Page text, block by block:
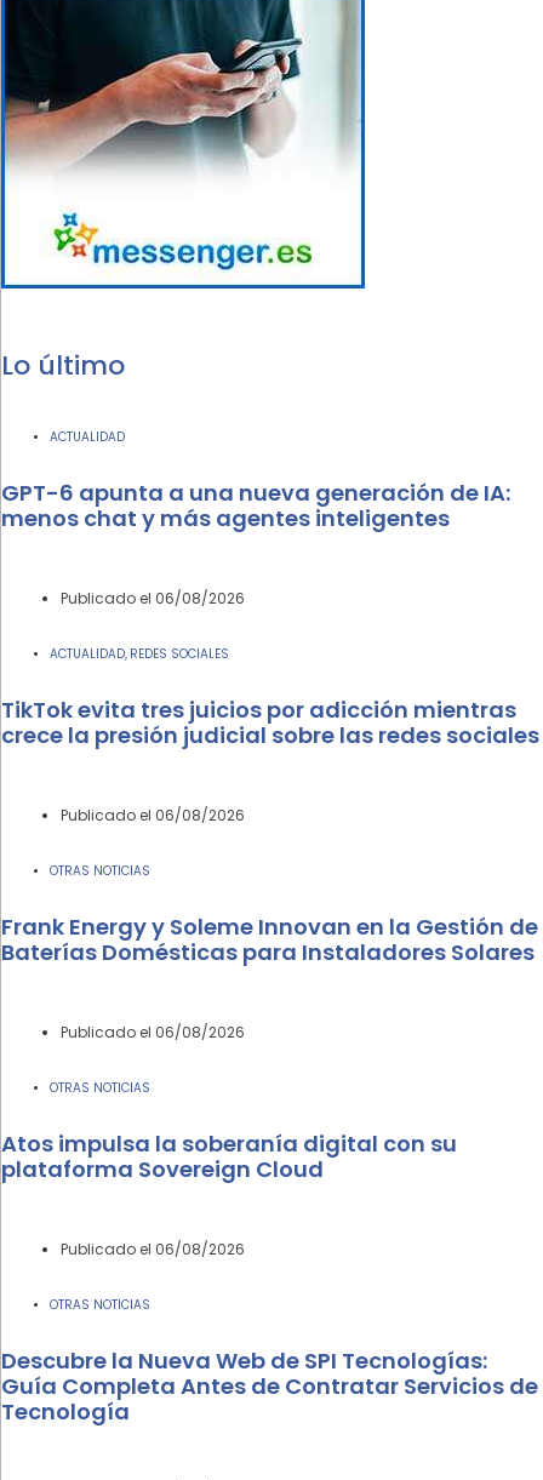
Lo último
ACTUALIDAD
GPT-6 apunta a una nueva generación de IA:
menos chat y más agentes inteligentes
Publicado el 06/08/2026
ACTUALIDAD REDES SOCIALES
TikTok evita tres juicios por adicción mientras
crece la presión judicial sobre las redes sociales
Publicado el 06/08/2026
OTRAS NOTICIAS
Frank Energy y Soleme Innovan en la Gestión de
Baterías Domésticas para Instaladores Solares
Publicado el 06/08/2026
OTRAS NOTICIAS
Atos impulsa la soberanía digital con su
plataforma Sovereign Cloud
Publicado el 06/08/2026
OTRAS NOTICIAS
Descubre la Nueva Web de SPI Tecnologías:
Guía Completa Antes de Contratar Servicios de
Tecnología